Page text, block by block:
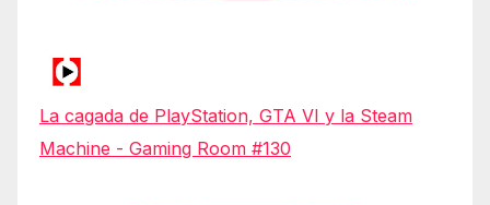
La cagada de PlayStation, GTA VI y la Steam
Machine - Gaming Room #130